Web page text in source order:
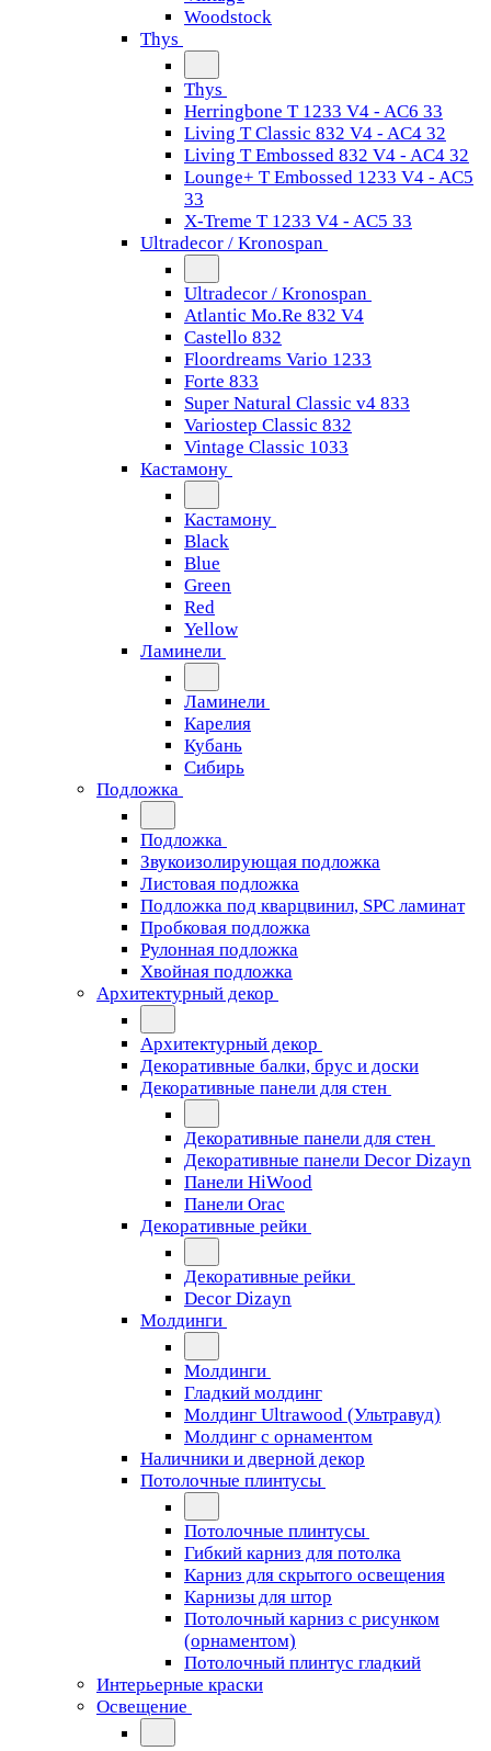
Woodstock
Thys
Thys
Herringbone T 1233 V4 - AC6 33
Living T Classic 832 V4 - AC4 32
Living T Embossed 832 V4 - AC4 32
Lounge+ T Embossed 1233 V4 - AC5
33
X-Treme T 1233 V4 - AC5 33
Ultradecor / Kronospan
Ultradecor / Kronospan
Atlantic Mo.Re 832 V4
Castello 832
Floordreams Vario 1233
Forte 833
Super Natural Classic v4 833
Variostep Classic 832
Vintage Classic 1033
Кастамону
Кастамону
Black
Blue
Green
Red
Yellow
Ламинели
Ламинели
Карелия
Кубань
Сибирь
Подложка
Подложка
Звукоизолирующая подложка
Листовая подложка
Подложка под кварцвинил, SPC ламинат
Пробковая подложка
Рулонная подложка
Хвойная подложка
Архитектурный декор
Архитектурный декор
Декоративные балки, брус и доски
Декоративные панели для стен
Декоративные панели для стен
Декоративные панели Decor Dizayn
Панели HiWood
Панели Orac
Декоративные рейки
Декоративные рейки
Decor Dizayn
Молдинги
Молдинги
Гладкий молдинг
Молдинг Ultrawood (Ультравуд)
Молдинг с орнаментом
Наличники и дверной декор
Потолочные плинтусы
Потолочные плинтусы
Гибкий карниз для потолка
Карниз для скрытого освещения
Карнизы для штор
Потолочный карниз с рисунком
(орнаментом)
Потолочный плинтус гладкий
Интерьерные краски
Освещение